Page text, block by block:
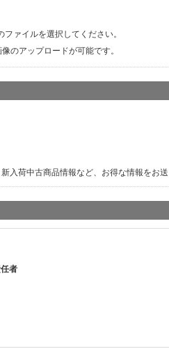
ァイルを選択してください。
のアップロードが可能です。
入荷中古商品情報など、お得な情報をお
者